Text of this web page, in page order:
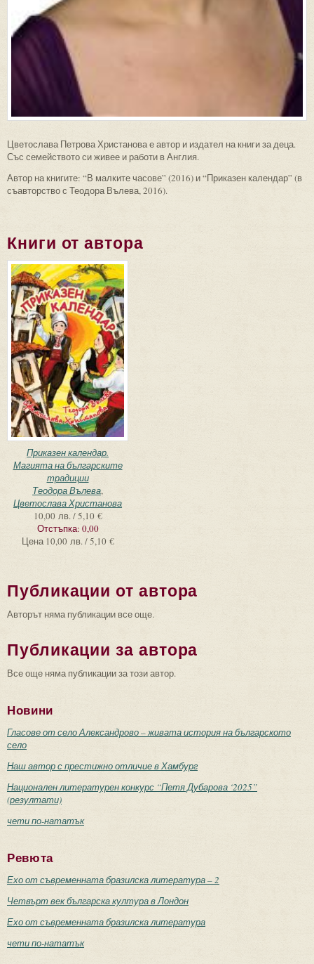
Цветослава Петрова Христанова е автор и издател на книги за деца.
Със семейството си живее и работи в Англия.
Автор на книгите: “В малките часове” (2016) и “Приказен календар” (в
съавторство с Теодора Вълева, 2016).
Книги от автора
Приказен календар.
Магията на българските
традиции
Теодора Вълева,
Цветослава Христанова
10,00 лв. / 5,10 €
Отстъпка: 0,00
Цена 10,00 лв. / 5,10 €
Публикации от автора
Авторът няма публикации все още.
Публикации за автора
Все още няма публикации за този автор.
Новини
Гласове от село Александрово – живата история на българското
село
Наш автор с престижно отличие в Хамбург
Национален литературен конкурс “Петя Дубарова ‘2025”
(резултати)
чети по-нататък
Ревюта
Ехо от съвременната бразилска литература – 2
Четвърт век българска култура в Лондон
Ехо от съвременната бразилска литература
чети по-нататък